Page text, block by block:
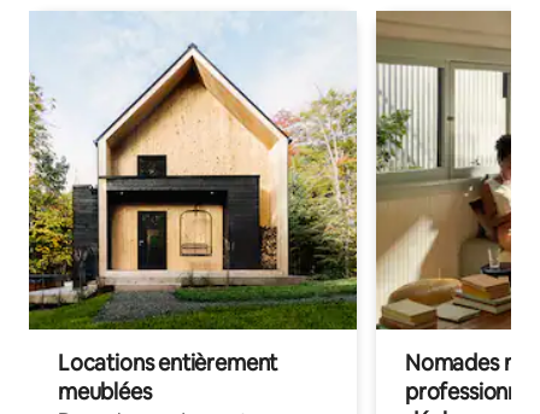
Locations entièrement
meublées
Nomades